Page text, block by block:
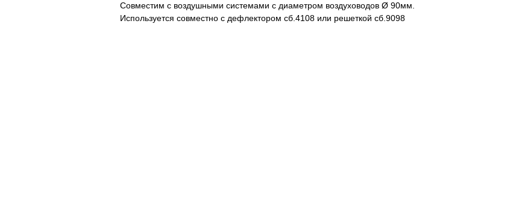
Совместим с воздушными системами с диаметром воздуховодов Ø 90мм.
Используется совместно с дефлектором сб.4108 или решеткой сб.9098